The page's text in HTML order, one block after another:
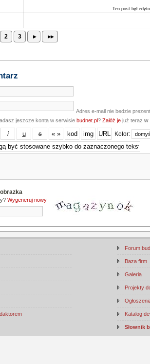
Ten post był
2 3 ▸ ▸▸
Adres e-mail nie bedzie
jeszcze konta w serwisie budnet.pl? Załóż je już teraz w
Kolor:
Wygeneruj nowy
Forum
Baza firm
Galeria
Projekty
Katalog
Słownik